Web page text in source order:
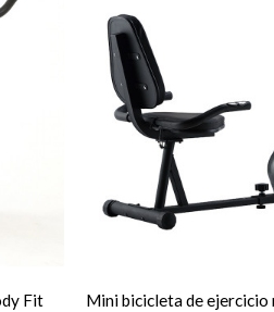
Fit
Mini bicicleta de ejercicio